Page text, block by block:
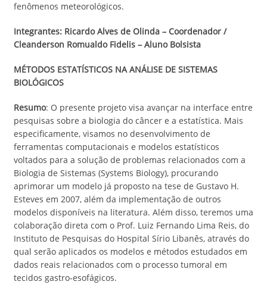
fenômenos meteorológicos.
Integrantes: Ricardo Alves de Olinda – Coordenador /
Cleanderson Romualdo Fidelis – Aluno Bolsista
MÉTODOS ESTATÍSTICOS NA ANÁLISE DE SISTEMAS
BIOLÓGICOS
Resumo: O presente projeto visa avançar na interface entre
pesquisas sobre a biologia do câncer e a estatística. Mais
especificamente, visamos no desenvolvimento de
ferramentas computacionais e modelos estatísticos
voltados para a solução de problemas relacionados com a
Biologia de Sistemas (Systems Biology), procurando
aprimorar um modelo já proposto na tese de Gustavo H.
Esteves em 2007, além da implementação de outros
modelos disponíveis na literatura. Além disso, teremos uma
colaboração direta com o Prof. Luiz Fernando Lima Reis, do
Instituto de Pesquisas do Hospital Sírio Libanês, através do
qual serão aplicados os modelos e métodos estudados em
dados reais relacionados com o processo tumoral em
tecidos gastro-esofágicos.